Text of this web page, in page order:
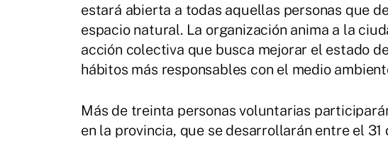
estará abierta a todas aquellas personas que
espacio natural. La organización anima a la
acción colectiva que busca mejorar el estado
hábitos más responsables con el medio
Más de treinta personas voluntarias
en la provincia, que se desarrollarán entre el